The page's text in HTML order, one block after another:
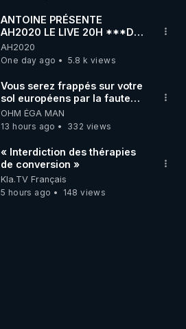
ANTOINE PRÉSENTE
AH2020 LE LIVE 20H ***DU
06/08/2026***
AH2020
One day ago
5.8 k views
Vous serez frappés sur votre
sol européens par la faute
des dirigeants qui s'en
mettent dans le nez
OHM ÉGA MAN
13 hours ago
332 views
« Interdiction des thérapies
de conversion »
Kla.TV Français
5 hours ago
148 views